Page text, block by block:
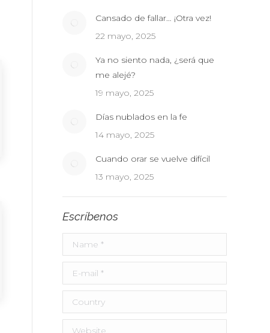
Cansado de fallar… ¡Otra vez!
22 mayo, 2025
Ya no siento nada, ¿será que
me alejé?
19 mayo, 2025
Días nublados en la fe
14 mayo, 2025
Cuando orar se vuelve difícil
13 mayo, 2025
Escríbenos
Name *
E-mail *
Country
Website